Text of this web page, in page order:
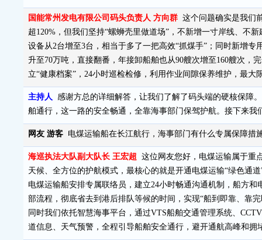
国能常州发电有限公司码头负责人 方向群 这个问题确实是我们
超120%，但我们坚持“螺蛳壳里做道场”，不新增一寸岸线、不
设备从2台增至3台，相当于多了一把高效“抓煤手”；同时新增
升至70万吨，直接翻番，年接卸船舶也从90艘次增至160艘次，
立“健康档案”，24小时巡检检修，利用作业间隙保养维护，最
主持人 感谢方总的详细解答，让我们了解了码头端的硬核保障
舶通行，这一路的安全畅通，全靠海事部门保驾护航。接下来
网友 游客 电煤运输船在长江航行，海事部门有什么专属保障
海巡执法大队副大队长 王宏超 这位网友您好，电煤运输属于重
天候、全方位的护航模式，最核心的就是开通电煤运输“绿色通
电煤运输船安排专属联络员，建立24小时畅通沟通机制，船方
部流程，彻底省去到港后排队等候的时间，实现“船到即靠、靠
同时我们依托智慧海事平台，通过VTS船舶交通管理系统、
道信息、天气预警，全程引导船舶安全通行，避开通航高峰和